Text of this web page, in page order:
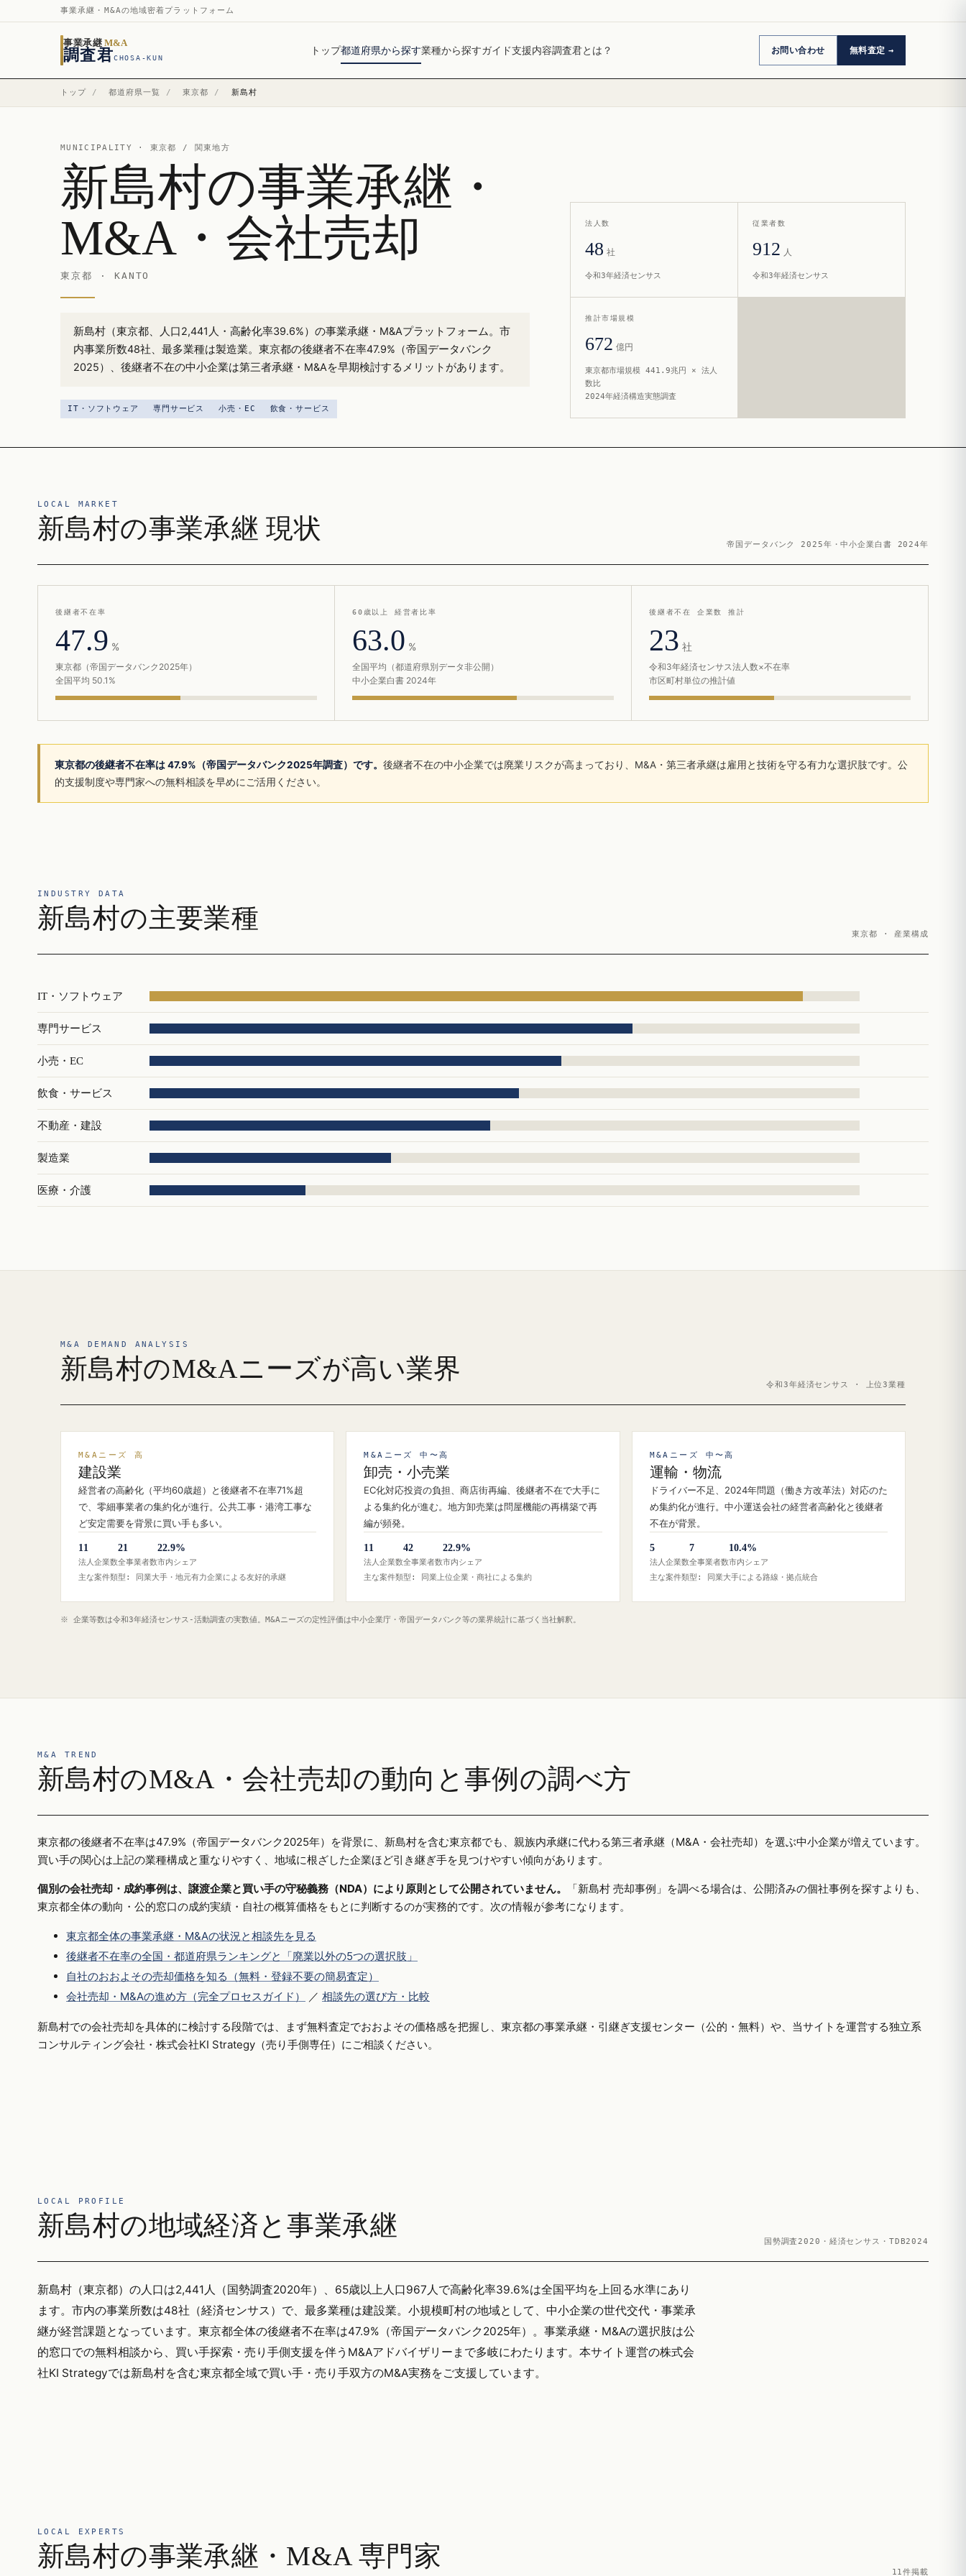
事業承継・M&Aの地域密着プラットフォーム
事業承継 M&A
調査君CHOSA-KUN
トップ都道府県から探す業種から探すガイド支援内容調査君とは？ お問い合わせ 無料査定
トップ / 都道府県一覧 / 東京都 / 新島村
MUNICIPALITY · 東京都 / 関東地方
新島村の事業承継・
M&A・会社売却
東京都 · KANTO
新島村（東京都、人口2,441人・高齢化率39.6%）の事業承継・M&Aプラットフォーム。市
内事業所数48社、最多業種は製造業。東京都の後継者不在率47.9%（帝国データバンク
2025）、後継者不在の中小企業は第三者承継・M&Aを早期検討するメリットがあります。
IT・ソフトウェア 専門サービス 小売・EC 飲食・サービス
法人数
48 社
令和3年経済センサス
従業者数
912 人
令和3年経済センサス
推計市場規模
672 億円
東京都市場規模 441.9兆円 × 法人
数比
2024年経済構造実態調査
LOCAL MARKET
新島村の事業承継 現状
帝国データバンク 2025年・中小企業白書 2024年
後継者不在率
47.9 %
東京都（帝国データバンク2025年）
全国平均 50.1%
60歳以上 経営者比率
63.0 %
全国平均（都道府県別データ非公開）
中小企業白書 2024年
後継者不在 企業数 推計
23 社
令和3年経済センサス法人数×不在率
市区町村単位の推計値
東京都の後継者不在率は 47.9%（帝国データバンク2025年調査）です。 後継者不在の中小企業では廃業リスクが高まっており、M&A・第三者承継は雇用と技術を守る有力な選択肢です。公
的支援制度や専門家への無料相談を早めにご活用ください。
INDUSTRY DATA
新島村の主要業種
東京都 · 産業構成
IT・ソフトウェア
専門サービス
小売・EC
飲食・サービス
不動産・建設
製造業
医療・介護
M&A DEMAND ANALYSIS
新島村のM&Aニーズが高い業界
令和3年経済センサス · 上位3業種
M&Aニーズ 高
建設業
経営者の高齢化（平均60歳超）と後継者不在率71%超
で、零細事業者の集約化が進行。公共工事・港湾工事な
ど安定需要を背景に買い手も多い。
11
法人企業数
21
全事業者数
22.9%
市内シェア
主な案件類型: 同業大手・地元有力企業による友好的承継
M&Aニーズ 中〜高
卸売・小売業
EC化対応投資の負担、商店街再編、後継者不在で大手に
よる集約化が進む。地方卸売業は問屋機能の再構築で再
編が頻発。
11
法人企業数
42
全事業者数
22.9%
市内シェア
主な案件類型: 同業上位企業・商社による集約
M&Aニーズ 中〜高
運輸・物流
ドライバー不足、2024年問題（働き方改革法）対応のた
め集約化が進行。中小運送会社の経営者高齢化と後継者
不在が背景。
5
法人企業数
7
全事業者数
10.4%
市内シェア
主な案件類型: 同業大手による路線・拠点統合
※ 企業等数は令和3年経済センサス‐活動調査の実数値。M&Aニーズの定性評価は中小企業庁・帝国データバンク等の業界統計に基づく当社解釈。
M&A TREND
新島村のM&A・会社売却の動向と事例の調べ方
東京都の後継者不在率は47.9%（帝国データバンク2025年）を背景に、新島村を含む東京都でも、親族内承継に代わる第三者承継（M&A・会社売却）を選ぶ中小企業が増えています。
買い手の関心は上記の業種構成と重なりやすく、地域に根ざした企業ほど引き継ぎ手を見つけやすい傾向があります。
個別の会社売却・成約事例は、譲渡企業と買い手の守秘義務（NDA）により原則として公開されていません。
「新島村 売却事例」を調べる場合は、公開済みの個社事例を探すよりも、
東京都全体の動向・公的窓口の成約実績・自社の概算価格をもとに判断するのが実務的です。次の情報が参考になります。
東京都全体の事業承継・M&Aの状況と相談先を見る
後継者不在率の全国・都道府県ランキングと「廃業以外の5つの選択肢」
自社のおおよその売却価格を知る（無料・登録不要の簡易査定）
会社売却・M&Aの進め方（完全プロセスガイド）
／ 相談先の選び方・比較
新島村での会社売却を具体的に検討する段階では、まず無料査定でおおよその価格感を把握し、東京都の事業承継・引継ぎ支援センター（公的・無料）や、当サイトを運営する独立系
コンサルティング会社・株式会社KI Strategy（売り手側専任）にご相談ください。
LOCAL PROFILE
新島村の地域経済と事業承継
国勢調査2020・経済センサス・TDB2024
新島村（東京都）の人口は2,441人（国勢調査2020年）、65歳以上人口967人で高齢化率39.6%は全国平均を上回る水準にあり
ます。市内の事業所数は48社（経済センサス）で、最多業種は建設業。小規模町村の地域として、中小企業の世代交代・事業承
継が経営課題となっています。東京都全体の後継者不在率は47.9%（帝国データバンク2025年）。事業承継・M&Aの選択肢は公
的窓口での無料相談から、買い手探索・売り手側支援を伴うM&Aアドバイザリーまで多岐にわたります。本サイト運営の株式会
社KI Strategyでは新島村を含む東京都全域で買い手・売り手双方のM&A実務をご支援しています。
LOCAL EXPERTS
新島村の事業承継・M&A 専門家
11件掲載